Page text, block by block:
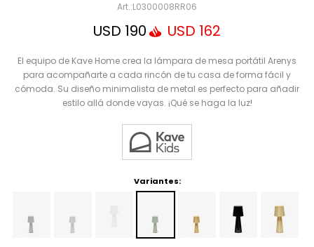
L0300008RR06
USD 190 USD 162
El equipo de Kave Home crea la lámpara de mesa portátil Arenys
para acompañarte a cada rincón de tu casa de forma fácil y
cómoda. Su diseño minimalista de metal es perfecto para añadir
estilo allá donde vayas. ¡Qué se haga la luz!
Variantes: